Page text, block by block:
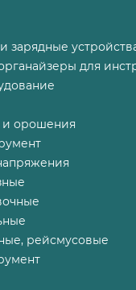
зарядные
для
и орошения
рейсмусовые